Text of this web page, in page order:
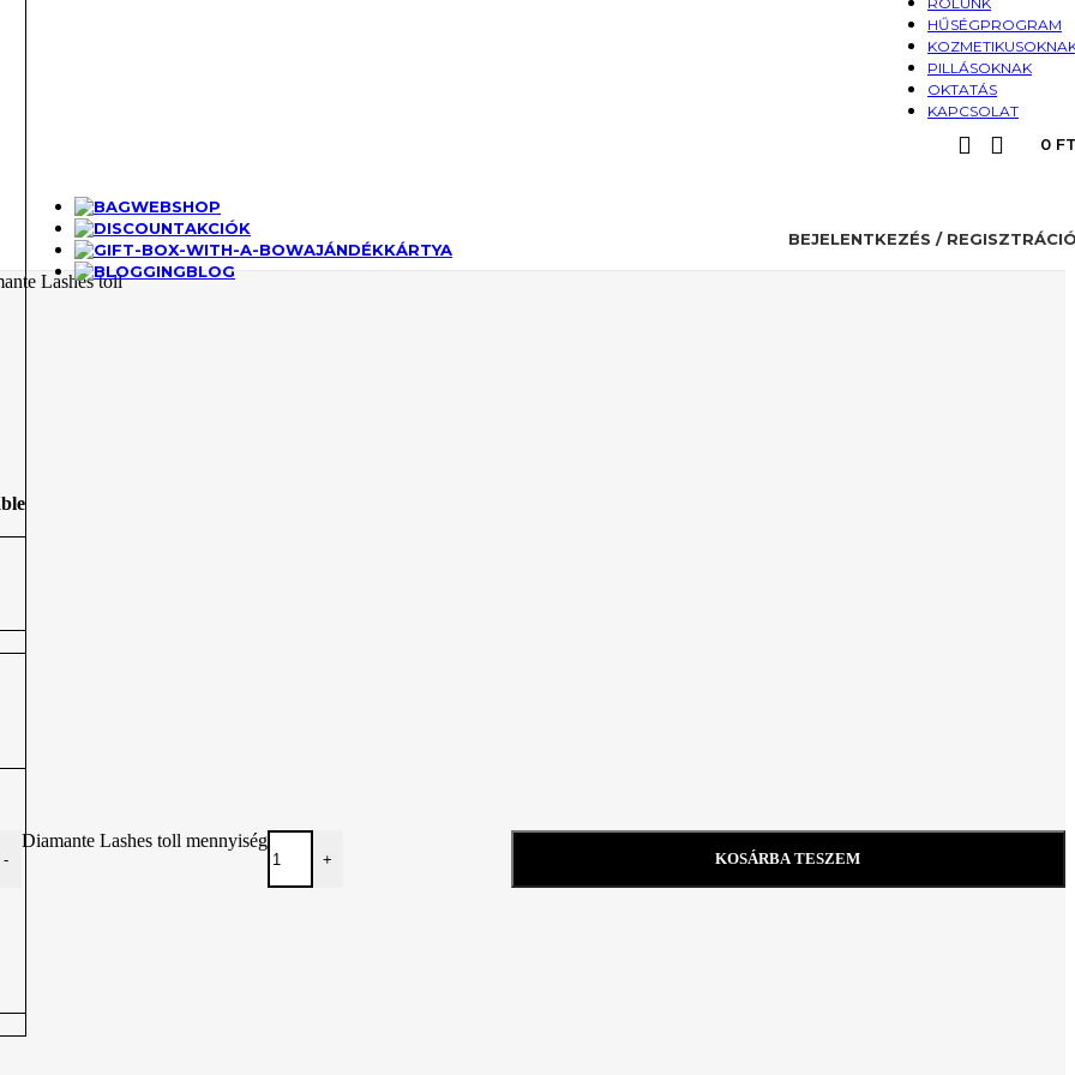
HŰSÉGPROGRAM
PILLÁSOKNAK
OKTATÁS
KAPCSOLAT
0
WEBSHOP
AKCIÓK
AJÁNDÉKKÁRTYA
BLOG
BEJELENTKEZÉS /
Lashes toll
-
Diamante Lashes toll mennyiség
+ KOSÁRBA TESZEM